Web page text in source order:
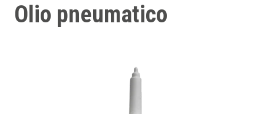
Casi cliente
Olio pneumatico